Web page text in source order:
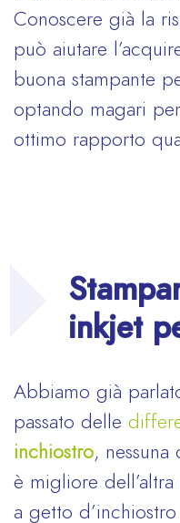
Conoscere già la
può aiutare
buona stampante
optando magari
ottimo rapporto
inkjet
Abbiamo già
passato delle
inchiostro,
è migliore
a getto